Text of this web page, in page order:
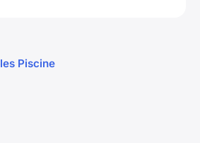
Piscine